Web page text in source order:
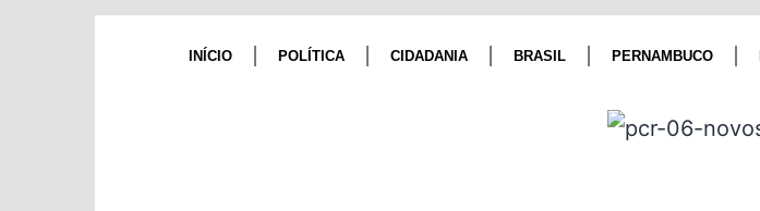
INÍCIO POLÍTICA CIDADANIA BRASIL PERNAMBUCO